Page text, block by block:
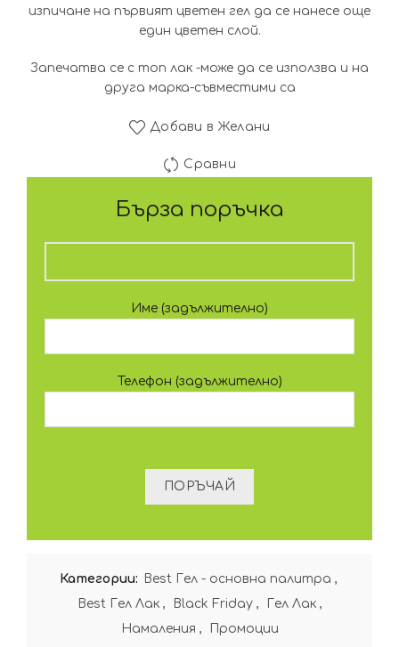
изпичане на първият цветен гел да се нанесе още
един цветен слой.
Запечатва се с топ лак -може да се използва и на
друга марка-съвместими са
Добави в Желани
Сравни
Бърза поръчка
Име (задължително)
Телефон (задължително)
Категории: Best Гел - основна палитра ,
Best Гел Лак , Black Friday , Гел Лак ,
Намаления , Промоции